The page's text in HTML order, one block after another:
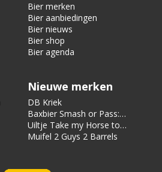
Bier merken
Bier aanbiedingen
Bier nieuws
Bier shop
Bier agenda
Nieuwe merken
DB Kriek
Baxbier Smash or Pass:
Strata
Uiltje Take my Horse to
the Hotel Room
Muifel 2 Guys 2 Barrels